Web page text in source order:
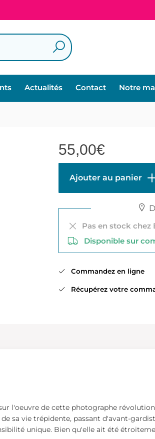
Actualités Contact Notre
55,00€
Ajouter au panier
Pas en stock chez
Disponible sur
Commandez en ligne
Récupérez votre
l'oeuvre de cette photographe
sa vie trépidente, passant d'avant-
unique. Bien qu'elle ait été